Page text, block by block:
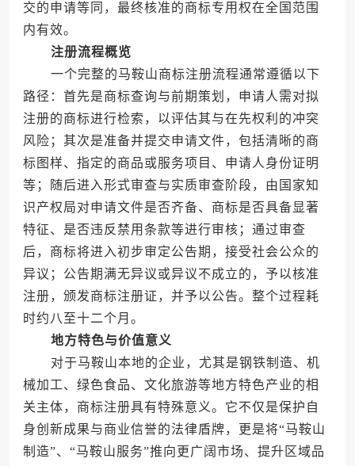
交的申请等同，最终核准的商标专用权在全国范围
内有效。
注册流程概览
一个完整的马鞍山商标注册流程通常遵循以下
路径：首先是商标查询与前期策划，申请人需对拟
注册的商标进行检索，以评估其与在先权利的冲突
风险；其次是准备并提交申请文件，包括清晰的商
标图样、指定的商品或服务项目、申请人身份证明
等；随后进入形式审查与实质审查阶段，由国家知
识产权局对申请文件是否齐备、商标是否具备显著
特征、是否违反禁用条款等进行审核；通过审查
后，商标将进入初步审定公告期，接受社会公众的
异议；公告期满无异议或异议不成立的，予以核准
注册，颁发商标注册证，并予以公告。整个过程耗
时约八至十二个月。
地方特色与价值意义
对于马鞍山本地的企业，尤其是钢铁制造、机
械加工、绿色食品、文化旅游等地方特色产业的相
关主体，商标注册具有特殊意义。它不仅是保护自
身创新成果与商业信誉的法律盾牌，更是将“马鞍山
制造”、“马鞍山服务”推向更广阔市场、提升区域品